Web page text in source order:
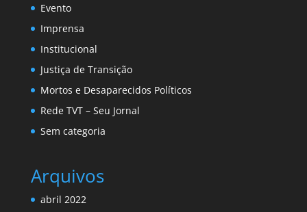
Evento
Imprensa
Institucional
Justiça de Transição
Mortos e Desaparecidos Políticos
Rede TVT – Seu Jornal
Sem categoria
Arquivos
abril 2022